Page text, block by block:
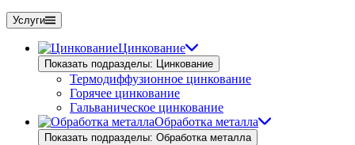
Услуги
Цинкование
Показать подразделы: Цинкование
Термодиффузионное цинкование
Горячее цинкование
Гальваническое цинкование
Обработка металла
Показать подразделы: Обработка металла